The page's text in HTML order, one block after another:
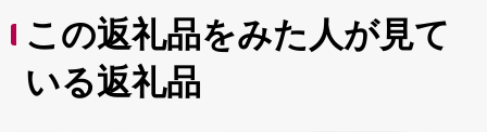
この返礼品をみた人が見て
いる返礼品